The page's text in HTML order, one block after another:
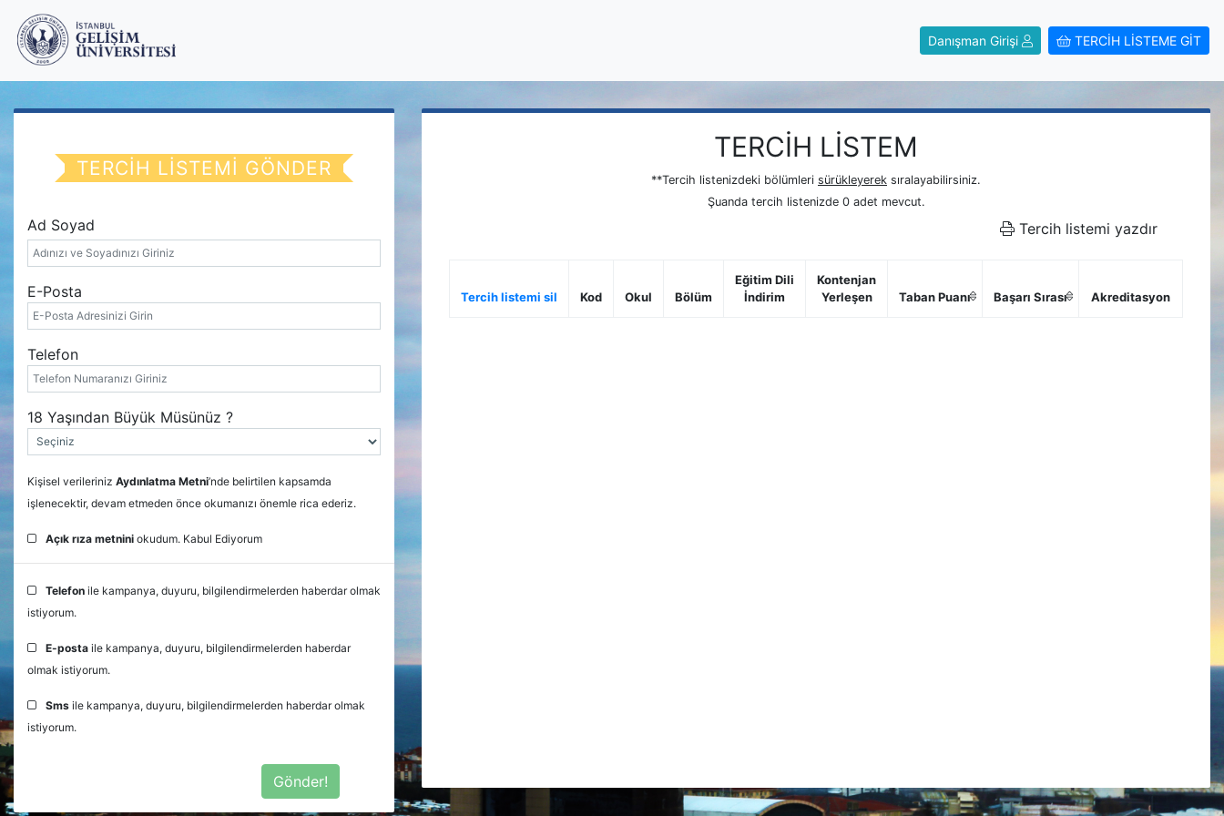
Danışman Girişi TERCİH LİSTEME GİT
TERCİH LİSTEMİ GÖNDER
Ad Soyad
E-Posta
Telefon
18 Yaşından Büyük Müsünüz ?
Kişisel verileriniz Aydınlatma Metni’nde belirtilen kapsamda
işlenecektir, devam etmeden önce okumanızı önemle rica ederiz.
Açık rıza metnini okudum. Kabul Ediyorum
Telefon ile kampanya, duyuru, bilgilendirmelerden haberdar olmak
istiyorum.
E-posta ile kampanya, duyuru, bilgilendirmelerden haberdar
olmak istiyorum.
Sms ile kampanya, duyuru, bilgilendirmelerden haberdar olmak
istiyorum.
Gönder!
TERCİH LİSTEM
**Tercih listenizdeki bölümleri sürükleyerek sıralayabilirsiniz.
Şuanda tercih listenizde 0 adet mevcut.
Tercih listemi yazdır
Tercih listemi sil Kod Okul Bölüm
Eğitim Dili
İndirim
Kontenjan
Yerleşen
Taban Puanı Başarı Sırası Akreditasyon